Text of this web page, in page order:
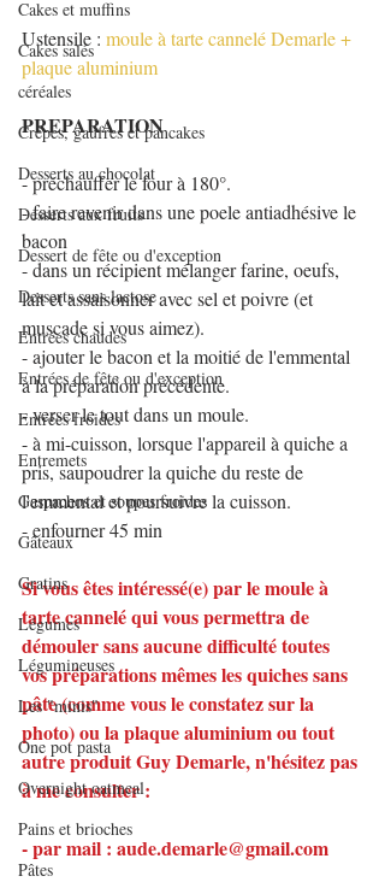
Cakes et muffins
Cakes salés
céréales
Crêpes, gaufres et pancakes
Desserts au chocolat
Desserts aux fruits
Dessert de fête ou d'exception
Desserts sans lactose
Entrées chaudes
Entrées de fête ou d'exception
Entrées froides
Entremets
Gaspachos et soupes froides
Gâteaux
Gratins
Légumes
Légumineuses
Les "minis"
One pot pasta
Overnight oatmeal
Pains et brioches
Pâtes
Ustensile : moule à tarte cannelé Demarle +
plaque aluminium
PREPARATION
- préchauffer le four à 180°.
- faire revenir dans une poele antiadhésive le
bacon
- dans un récipient mélanger farine, oeufs,
lait et assaisonner avec sel et poivre (et
muscade si vous aimez).
- ajouter le bacon et la moitié de l'emmental
à la préparation précédente.
- verser le tout dans un moule.
- à mi-cuisson, lorsque l'appareil à quiche a
pris, saupoudrer la quiche du reste de
l'emmental et poursuivre la cuisson.
- enfourner 45 min
Si vous êtes intéressé(e) par le moule à
tarte cannelé qui vous permettra de
démouler sans aucune difficulté toutes
vos préparations mêmes les quiches sans
pâte (comme vous le constatez sur la
photo) ou la plaque aluminium ou tout
autre produit Guy Demarle, n'hésitez pas
à me consulter :
- par mail : aude.demarle@gmail.com